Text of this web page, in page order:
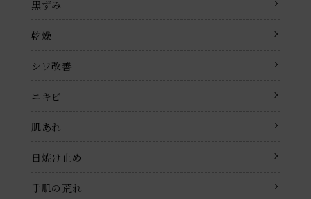
黒ずみ
乾燥
シワ改善
ニキビ
肌あれ
日焼け止め
手肌の荒れ